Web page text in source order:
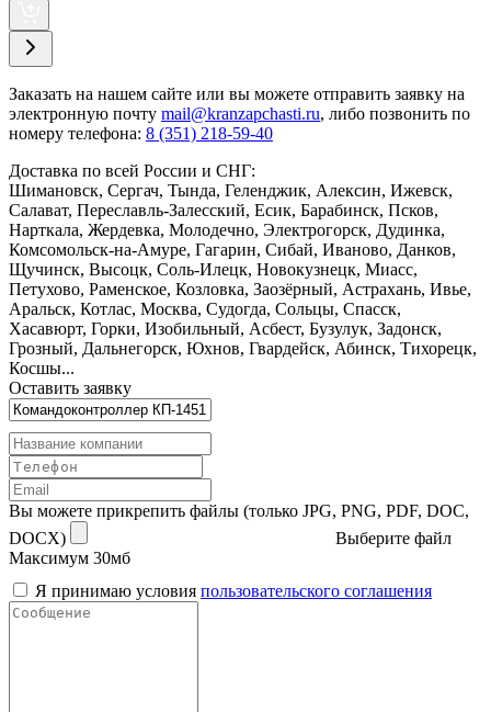
Заказать на нашем сайте или вы можете отправить заявку на
электронную почту mail@kranzapchasti.ru, либо позвонить по
номеру телефона: 8 (351) 218-59-40
Доставка по всей России и СНГ:
Шимановск, Сергач, Тында, Геленджик, Алексин, Ижевск,
Салават, Переславль-Залесский, Есик, Барабинск, Псков,
Нарткала, Жердевка, Молодечно, Электрогорск, Дудинка,
Комсомольск-на-Амуре, Гагарин, Сибай, Иваново, Данков,
Щучинск, Высоцк, Соль-Илецк, Новокузнецк, Миасс,
Петухово, Раменское, Козловка, Заозёрный, Астрахань, Ивье,
Аральск, Котлас, Москва, Судогда, Сольцы, Спасск,
Хасавюрт, Горки, Изобильный, Асбест, Бузулук, Задонск,
Грозный, Дальнегорск, Юхнов, Гвардейск, Абинск, Тихорецк,
Косшы...
Оставить заявку
Вы можете прикрепить файлы (только JPG, PNG, PDF, DOC,
DOCX)
Выберите файл
Максимум 30мб
Я принимаю условия пользовательского соглашения